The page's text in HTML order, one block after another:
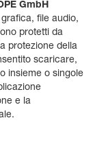
GmbH
file audio,
protetti da
protezione della
scaricare,
insieme o singole
e la